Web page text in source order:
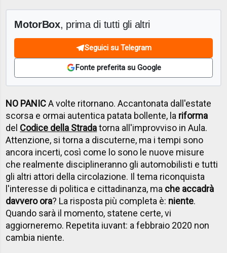
MotorBox, prima di tutti gli altri
Seguici su Telegram
Fonte preferita su Google
NO PANICA volte ritornano. Accantonata dall'estate
scorsa e ormai autentica patata bollente, la riforma
del Codice della Stradatorna all'improvviso in Aula.
Attenzione, si torna a discuterne, ma i tempi sono
ancora incerti, così come lo sono le nuove misure
che realmente disciplineranno gli automobilisti e tutti
gli altri attori della circolazione. Il tema riconquista
l'interesse di politica e cittadinanza, ma che accadrà
davvero ora? La risposta più completa è: niente.
Quando sarà il momento, statene certe, vi
aggiorneremo. Repetita iuvant: a febbraio 2020 non
cambia niente.